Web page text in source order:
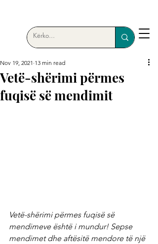
Vetë-shërimi përmes
fuqisë së mendimit
Nov 19, 2021 13 min read
Vetë-shërimi përmes fuqisë së
mendimeve është i mundur! Sepse
mendimet dhe aftësitë mendore të një